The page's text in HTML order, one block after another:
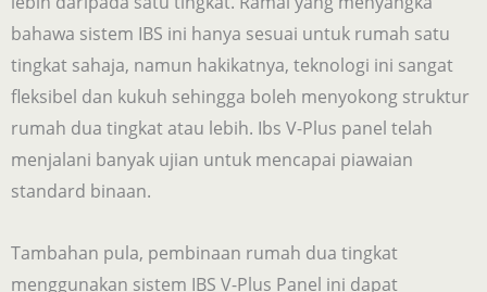
bahawa sistem IBS ini hanya sesuai untuk rumah satu
tingkat sahaja, namun hakikatnya, teknologi ini sangat
fleksibel dan kukuh sehingga boleh menyokong struktur
rumah dua tingkat atau lebih. Ibs V-Plus panel telah
menjalani banyak ujian untuk mencapai piawaian
standard binaan.
Tambahan pula, pembinaan rumah dua tingkat
menggunakan sistem IBS V-Plus Panel ini dapat